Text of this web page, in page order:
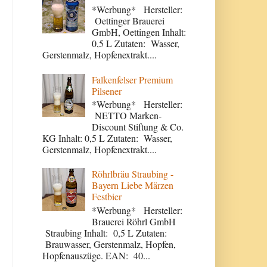
*Werbung* Hersteller:
Oettinger Brauerei
GmbH, Oettingen Inhalt:
0,5 L Zutaten: Wasser,
Gerstenmalz, Hopfenextrakt....
Falkenfelser Premium
Pilsener
*Werbung* Hersteller:
NETTO Marken-
Discount Stiftung & Co.
KG Inhalt: 0,5 L Zutaten: Wasser,
Gerstenmalz, Hopfenextrakt....
Röhrlbräu Straubing -
Bayern Liebe Märzen
Festbier
*Werbung* Hersteller:
Brauerei Röhrl GmbH
Straubing Inhalt: 0,5 L Zutaten:
Brauwasser, Gerstenmalz, Hopfen,
Hopfenauszüge. EAN: 40...